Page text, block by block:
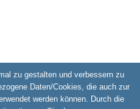
-
zu gestalten und verbessern zu
Daten/Cookies, die auch zur
werden können. Durch die